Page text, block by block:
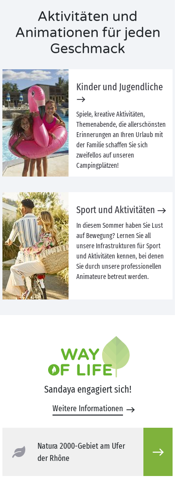
Aktivitäten und
Animationen für jeden
Geschmack
Kinder und Jugendliche
Spiele, kreative Aktivitäten,
Themenabende, die allerschönsten
Erinnerungen an Ihren Urlaub mit
der Familie schaffen Sie sich
zweifellos auf unseren
Campingplätzen!
Sport und Aktivitäten
In diesem Sommer haben Sie Lust
auf Bewegung? Lernen Sie all
unsere Infrastrukturen für Sport
und Aktivitäten kennen, bei denen
Sie durch unsere professionellen
Animateure betreut werden.
Sandaya engagiert sich!
Weitere Informationen
Natura 2000-Gebiet am Ufer
der Rhône